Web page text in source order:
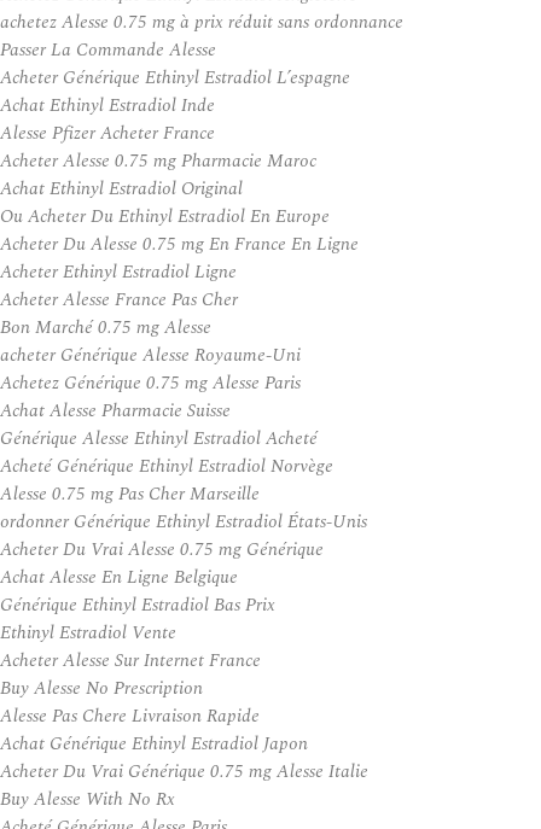
achetez Alesse 0.75 mg à prix réduit sans ordonnance
Passer La Commande Alesse
Acheter Générique Ethinyl Estradiol L’espagne
Achat Ethinyl Estradiol Inde
Alesse Pfizer Acheter France
Acheter Alesse 0.75 mg Pharmacie Maroc
Achat Ethinyl Estradiol Original
Ou Acheter Du Ethinyl Estradiol En Europe
Acheter Du Alesse 0.75 mg En France En Ligne
Acheter Ethinyl Estradiol Ligne
Acheter Alesse France Pas Cher
Bon Marché 0.75 mg Alesse
acheter Générique Alesse Royaume-Uni
Achetez Générique 0.75 mg Alesse Paris
Achat Alesse Pharmacie Suisse
Générique Alesse Ethinyl Estradiol Acheté
Acheté Générique Ethinyl Estradiol Norvège
Alesse 0.75 mg Pas Cher Marseille
ordonner Générique Ethinyl Estradiol États-Unis
Acheter Du Vrai Alesse 0.75 mg Générique
Achat Alesse En Ligne Belgique
Générique Ethinyl Estradiol Bas Prix
Ethinyl Estradiol Vente
Acheter Alesse Sur Internet France
Buy Alesse No Prescription
Alesse Pas Chere Livraison Rapide
Achat Générique Ethinyl Estradiol Japon
Acheter Du Vrai Générique 0.75 mg Alesse Italie
Buy Alesse With No Rx